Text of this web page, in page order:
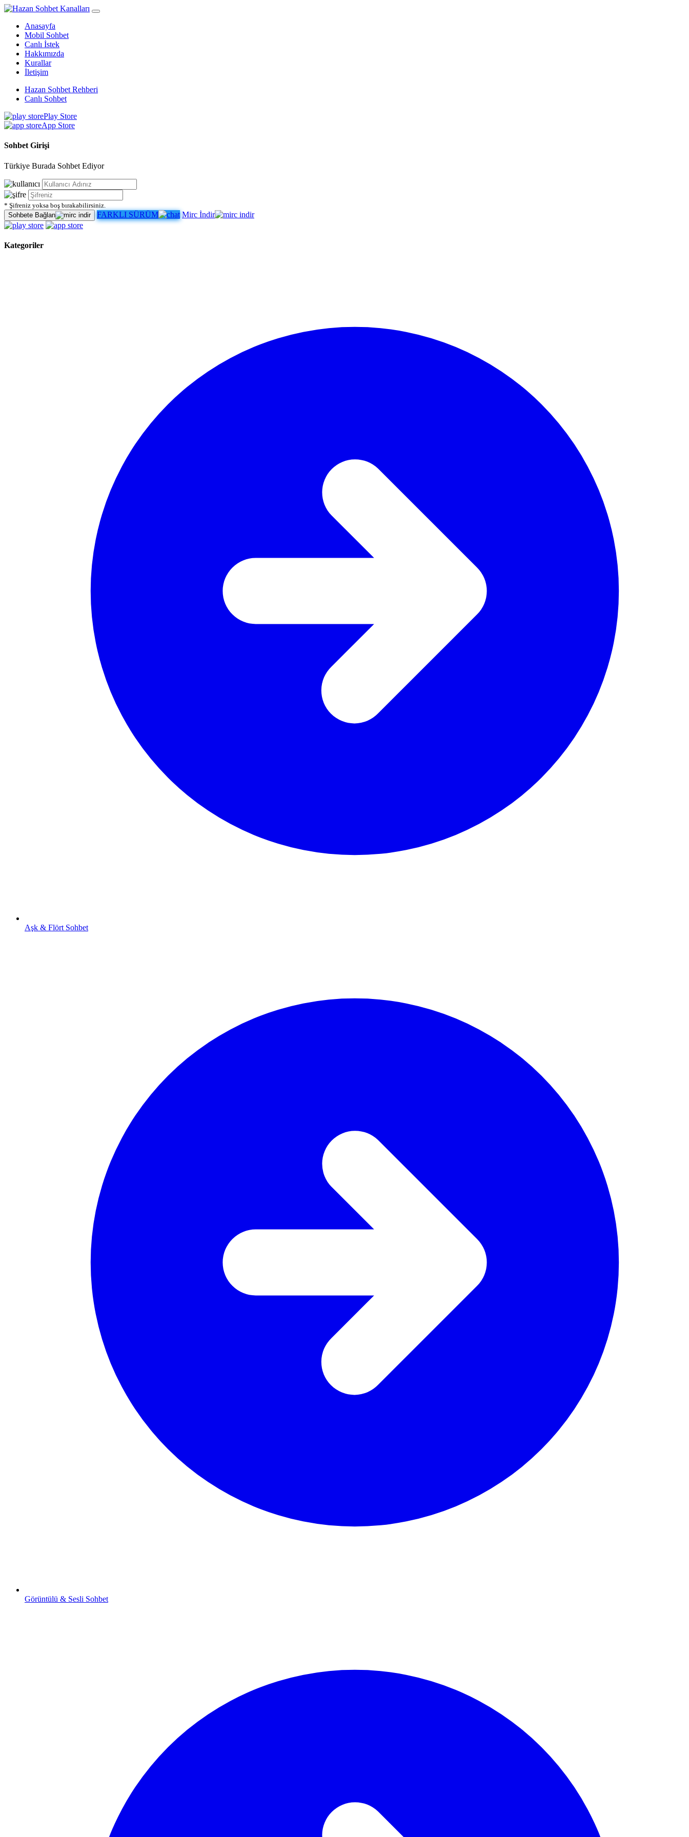
Anasayfa
Mobil Sohbet
Canlı İstek
Hakkımızda
Kurallar
İletişim
Hazan Sohbet Rehberi
Canlı Sohbet
Play Store
App Store
Sohbet Girişi
Türkiye Burada Sohbet Ediyor
* Şifreniz yoksa boş bırakabilirsiniz.
Sohbete Bağlan
FARKLI SÜRÜM Mirc İndir
Kategoriler
Aşk & Flört Sohbet
Görüntülü & Sesli Sohbet